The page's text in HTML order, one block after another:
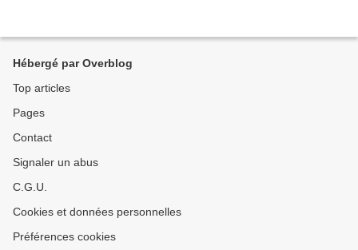
Hébergé par Overblog
Top articles
Pages
Contact
Signaler un abus
C.G.U.
Cookies et données personnelles
Préférences cookies